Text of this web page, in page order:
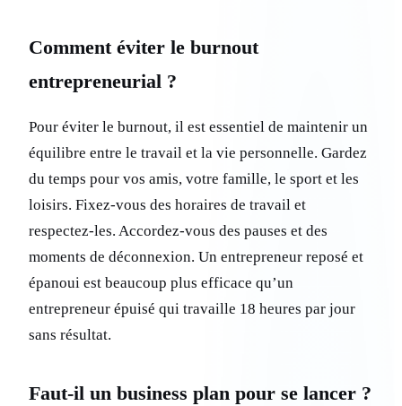
Comment éviter le burnout
entrepreneurial ?
Pour éviter le burnout, il est essentiel de maintenir un
équilibre entre le travail et la vie personnelle. Gardez
du temps pour vos amis, votre famille, le sport et les
loisirs. Fixez-vous des horaires de travail et
respectez-les. Accordez-vous des pauses et des
moments de déconnexion. Un entrepreneur reposé et
épanoui est beaucoup plus efficace qu’un
entrepreneur épuisé qui travaille 18 heures par jour
sans résultat.
Faut-il un business plan pour se lancer ?